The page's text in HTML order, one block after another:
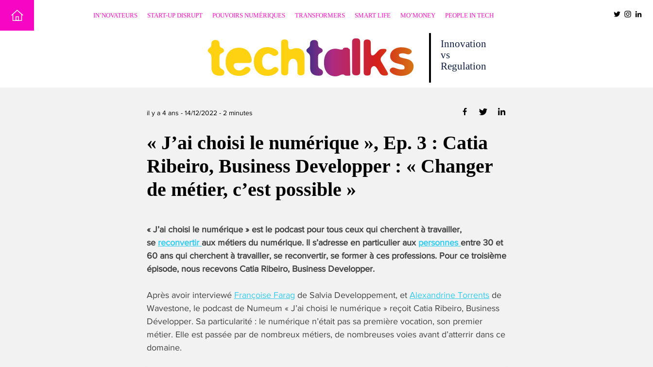
IN’NOVATEURS START-UP DISRUPT POUVOIRS NUMÉRIQUES TRANSFORMERS SMART LIFE MO’MONEY PEOPLE IN TECH
techtalks
Innovation
vs
Regulation
il y a 4 ans - 14/12/2022 - 2 minutes
« J’ai choisi le numérique », Ep. 3 : Catia
Ribeiro, Business Developper : « Changer
de métier, c’est possible »
« J’ai choisi le numérique » est le podcast pour tous ceux qui cherchent à travailler,
se reconvertir aux métiers du numérique. Il s’adresse en particulier aux personnes entre 30 et
60 ans qui cherchent à travailler, se reconvertir, se former à ces professions. Pour ce troisième
épisode, nous recevons Catia Ribeiro, Business Developper.
Après avoir interviewé Françoise Farag de Salvia Developpement, et Alexandrine Torrents de
Wavestone, le podcast de Numeum « J’ai choisi le numérique » reçoit Catia Ribeiro, Business
Développer. Sa particularité : le numérique n’était pas sa première vocation, son premier
métier. Elle est passée par de nombreux métiers, de nombreuses voies avant d’atterrir dans ce
domaine.